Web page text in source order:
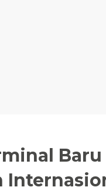
Baru